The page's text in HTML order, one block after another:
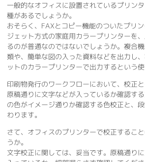
一般的なオフィスに設置されているプリン
種があるでしょうか。
おそらく、FAXとコピー機能のついたプリ
ジェット方式の家庭用カラープリンターを
るのが普通なのではないでしょうか。複合
類や、簡単な図の入った資料などを出力し
ットのカラープリンターで出力するという使
印刷物発行のワークフローにおいて、校正と
原稿通りに文字などが入っているか確認す
の色がイメージ通りか確認する色校正と、
わります。
さて、オフィスのプリンターで校正するこ
うか。
文字校正に関しては、妥当です。原稿通り